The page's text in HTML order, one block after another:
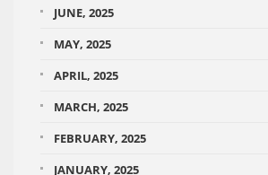
JUNE, 2025
MAY, 2025
APRIL, 2025
MARCH, 2025
FEBRUARY, 2025
JANUARY, 2025